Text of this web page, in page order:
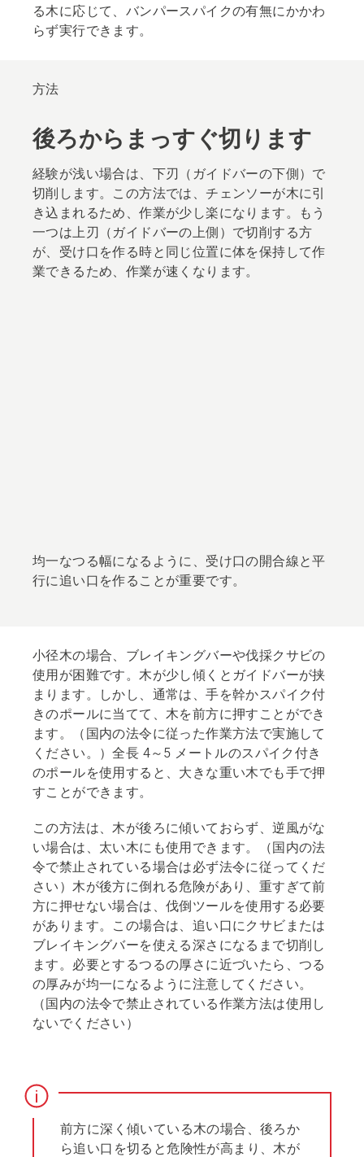
る木に応じて、バンパースパイクの有無にかかわ
らず実行できます。
方法
後ろからまっすぐ切ります
経験が浅い場合は、下刃（ガイドバーの下側）で
切削します。この方法では、チェンソーが木に引
き込まれるため、作業が少し楽になります。もう
一つは上刃（ガイドバーの上側）で切削する方
が、受け口を作る時と同じ位置に体を保持して作
業できるため、作業が速くなります。
均一なつる幅になるように、受け口の開合線と平
行に追い口を作ることが重要です。
小径木の場合、ブレイキングバーや伐採クサビの
使用が困難です。木が少し傾くとガイドバーが挟
まります。しかし、通常は、手を幹かスパイク付
きのポールに当てて、木を前方に押すことができ
ます。（国内の法令に従った作業方法で実施して
ください。）全長 4～5 メートルのスパイク付き
のポールを使用すると、大きな重い木でも手で押
すことができます。
この方法は、木が後ろに傾いておらず、逆風がな
い場合は、太い木にも使用できます。（国内の法
令で禁止されている場合は必ず法令に従ってくだ
さい）木が後方に倒れる危険があり、重すぎて前
方に押せない場合は、伐倒ツールを使用する必要
があります。この場合は、追い口にクサビまたは
ブレイキングバーを使える深さになるまで切削し
ます。必要とするつるの厚さに近づいたら、つる
の厚みが均一になるように注意してください。
（国内の法令で禁止されている作業方法は使用し
ないでください）
前方に深く傾いている木の場合、後ろか
ら追い口を切ると危険性が高まり、木が